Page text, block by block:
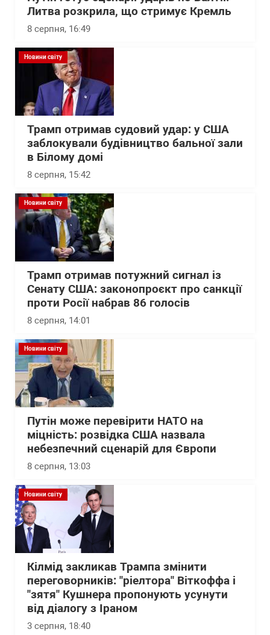
Литва розкрила, що стримує Кремль
8 серпня, 16:49
Новини світу
Трамп отримав судовий удар: у США
заблокували будівництво бальної зали
в Білому домі
8 серпня, 15:42
Новини світу
Трамп отримав потужний сигнал із
Сенату США: законопроєкт про санкції
проти Росії набрав 86 голосів
8 серпня, 14:01
Новини світу
Путін може перевірити НАТО на
міцність: розвідка США назвала
небезпечний сценарій для Європи
8 серпня, 13:03
Новини світу
Кілмід закликав Трампа змінити
переговорників: "ріелтора" Віткоффа і
"зятя" Кушнера пропонують усунути
від діалогу з Іраном
3 серпня, 18:40